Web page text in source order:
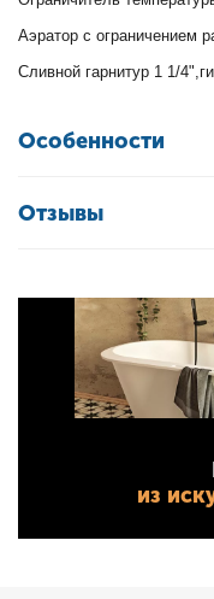
Аэратор с ограничением
Сливной гарнитур 1 1/
Особенности
Отзывы
из